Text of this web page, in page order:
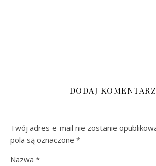
DODAJ KOMENTARZ
Twój adres e-mail nie zostanie
pola są oznaczone *
Nazwa *